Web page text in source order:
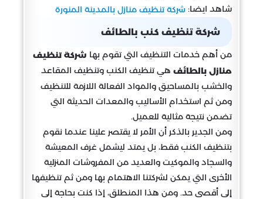
شاهد ايضا: شركة تنظيف منازل بالمدينة المنورة
شركة تنظيف كنب بالطائف
من أهم خدمات التنظيف التي تقوم بها شركة تنظيف
منازل بالطائف هي تنظيف الكنب وتنظيف المقاعد
والخشب بالمساحيق والمواد الفعالة اللازمة للتنظيف
ومن ثم استخدام الأساليب والمعدات الحديثة التي
تضمن نتيجة مثالية للعميل.
ومن الجدير بالذكر أن الأمر لا يقتصر علينا عندما نقوم
بتنظيف الكنب فقط، بل يمتد ليشمل غرف المعيشة
والسجاد والموكيت والعديد من المفروشات المنزلية
الأخرى التي يمكن لشركتنا الاهتمام بها ومن ثم تنظيفها
إلى أقصى حد. ومن هذا المنطلق، إذا كنت بحاجة إلى